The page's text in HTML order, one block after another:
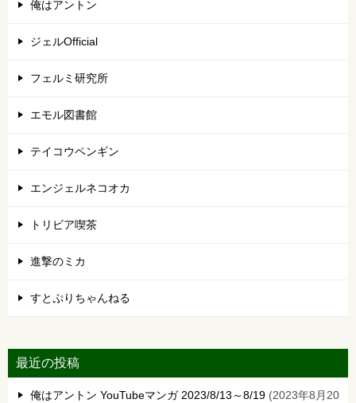
俺はアントン
ジェルOfficial
フェルミ研究所
エモル図書館
テイコウペンギン
エンジェルネコオカ
トリビア喫茶
進撃のミカ
すとぷりちゃんねる
最近の投稿
俺はアントン YouTubeマンガ 2023/8/13～8/19 2023年8月20